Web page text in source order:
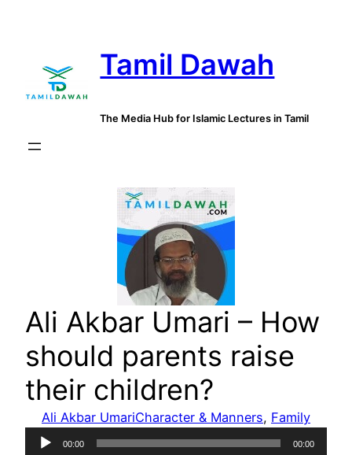
Tamil Dawah
The Media Hub for Islamic Lectures in Tamil
Ali Akbar Umari – How
should parents raise
their children?
Ali Akbar UmariCharacter & Manners, Family
Audio
00:00 00:00